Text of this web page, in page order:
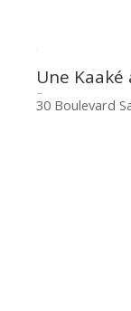
Une Kaaké
30 Boulevard